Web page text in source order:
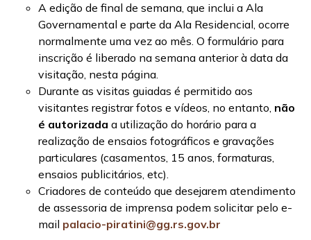
A edição de final de semana, que inclui a Ala
Governamental e parte da Ala Residencial, ocorre
normalmente uma vez ao mês. O formulário para
inscrição é liberado na semana anterior à data da
visitação, nesta página.
Durante as visitas guiadas é permitido aos
visitantes registrar fotos e vídeos, no entanto, não
é autorizada a utilização do horário para a
realização de ensaios fotográficos e gravações
particulares (casamentos, 15 anos, formaturas,
ensaios publicitários, etc).
Criadores de conteúdo que desejarem atendimento
de assessoria de imprensa podem solicitar pelo e-
mail palacio-piratini@gg.rs.gov.br